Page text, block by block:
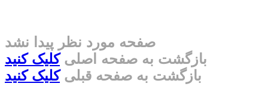
صفحه مورد نظر پیدا نشد
بازگشت به صفحه اصلیکلیک کنید
بازگشت به صفحه قبلیکلیک کنید